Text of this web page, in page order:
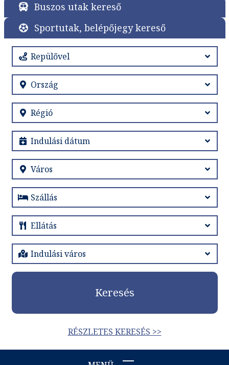
Buszos utak kereső
Sportutak, belépőjegy kereső
Keresés
RÉSZLETES KERESÉS >>